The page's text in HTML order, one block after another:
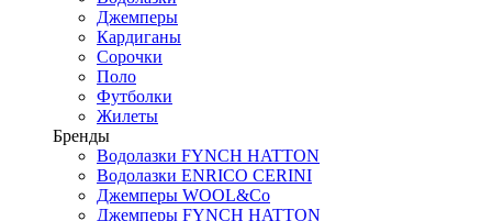
Джемперы
Кардиганы
Сорочки
Поло
Футболки
Жилеты
Бренды
Водолазки FYNCH HATTON
Водолазки ENRICO CERINI
Джемперы WOOL&Co
Джемперы FYNCH HATTON